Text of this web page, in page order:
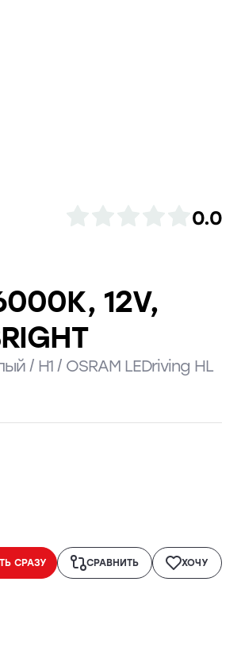
0.0
12V,
/ H1 / OSRAM LEDriving HL
СРАЗУ СРАВНИТЬ ХОЧУ